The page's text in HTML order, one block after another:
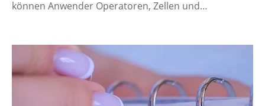
können Anwender Operatoren, Zellen und…